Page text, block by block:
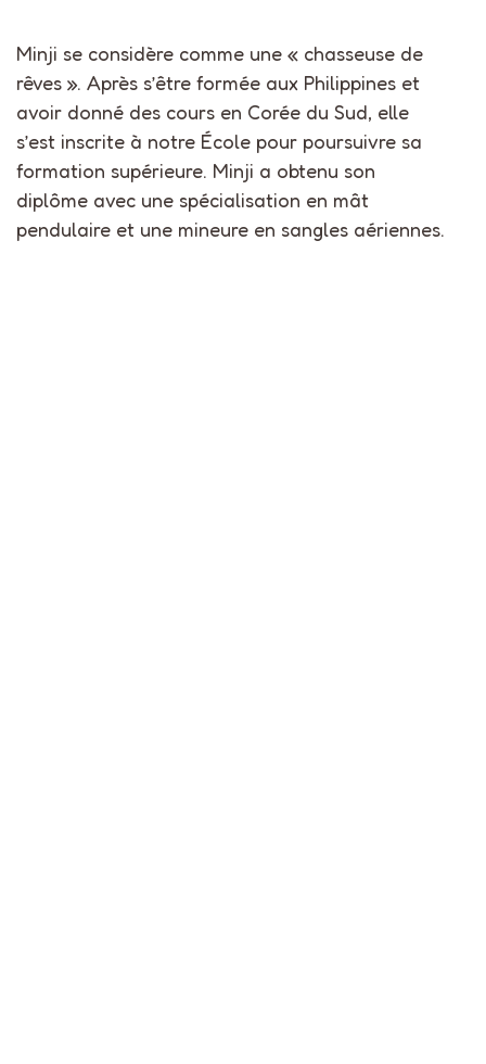
Minji se considère comme une « chasseuse de
rêves ». Après s’être formée aux Philippines et
avoir donné des cours en Corée du Sud, elle
s’est inscrite à notre École pour poursuivre sa
formation supérieure. Minji a obtenu son
diplôme avec une spécialisation en mât
pendulaire et une mineure en sangles aériennes.